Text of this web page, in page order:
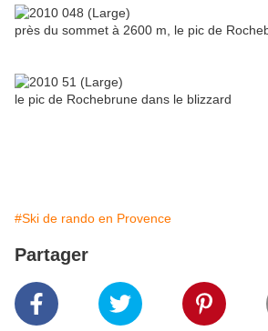
près du sommet à 2600 m, le pic de
le pic de Rochebrune dans le blizzard
#Ski de rando en Provence
Partager